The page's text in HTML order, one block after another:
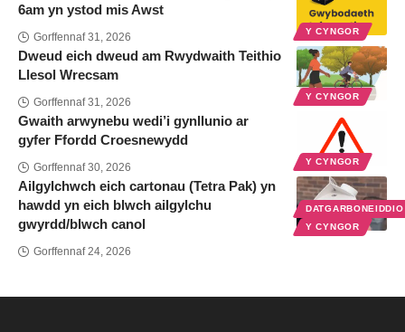
Y CYNGOR
6am yn ystod mis Awst
Gorffennaf 31, 2026
Y CYNGOR
Dweud eich dweud am Rwydwaith Teithio
Llesol Wrecsam
Gorffennaf 31, 2026
Y CYNGOR
Gwaith arwynebu wedi’i gynllunio ar
gyfer Ffordd Croesnewydd
Gorffennaf 30, 2026
Y CYNGOR
Ailgylchwch eich cartonau (Tetra Pak) yn
hawdd yn eich blwch ailgylchu
gwyrdd/blwch canol
Gorffennaf 24, 2026